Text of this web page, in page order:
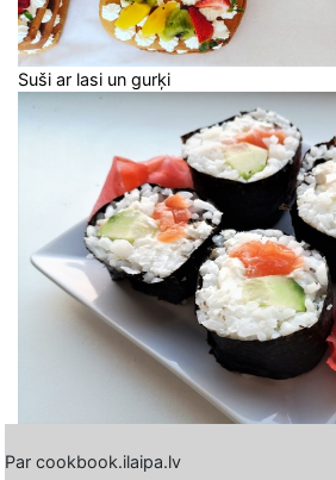
Suši ar lasi un gurķi
Par cookbook.ilaipa.lv